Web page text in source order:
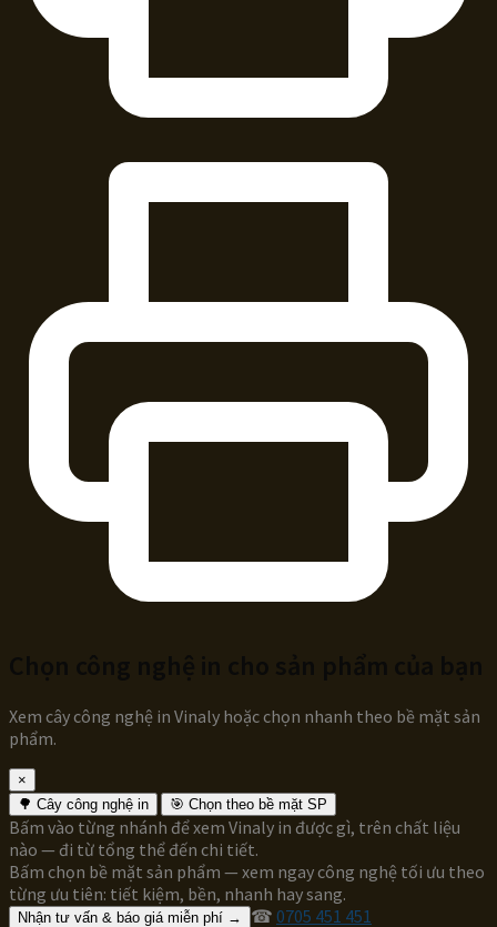
Xem cây công nghệ in Vinaly hoặc chọn nhanh theo bề mặt sản
phẩm.
×
🌳 Cây công nghệ in
🎯 Chọn theo bề mặt SP
Bấm vào từng nhánh để xem Vinaly in được gì, trên chất liệu
nào — đi từ tổng thể đến chi tiết.
Bấm chọn bề mặt sản phẩm — xem ngay công nghệ tối ưu theo
từng ưu tiên: tiết kiệm, bền, nhanh hay sang.
Nhận tư vấn & báo giá miễn phí → ☎ 0705 451 451